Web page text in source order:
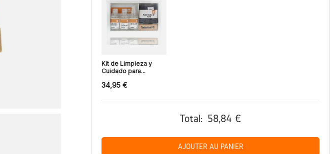
Kit de Limpieza y
Cuidado para...
34,95 €
Total: 58,84 €
AJOUTER AU PANIER